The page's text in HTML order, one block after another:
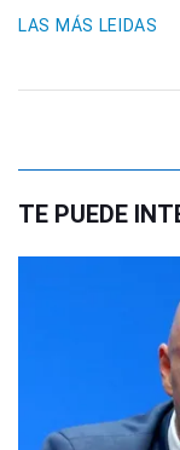
LAS MÁS LEIDAS
TE PUEDE